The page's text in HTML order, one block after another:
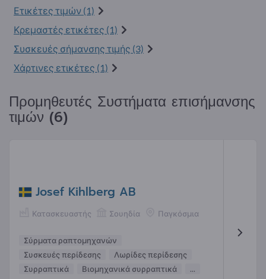
Ετικέτες τιμών (1)
Κρεμαστές ετικέτες (1)
Συσκευές σήμανσης τιμής (3)
Χάρτινες ετικέτες (1)
Προμηθευτές Συστήματα επισήμανσης
τιμών (6)
Josef Kihlberg AB
Κατασκευαστής Σουηδία Παγκόσμια
Σύρματα ραπτομηχανών
Συσκευές περίδεσης
Λωρίδες περίδεσης
Συρραπτικά
Βιομηχανικά συρραπτικά ...